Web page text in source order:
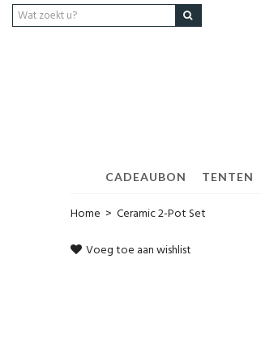
CADEAUBON TENTEN
Home > Ceramic 2-Pot Set
Voeg toe aan wishlist